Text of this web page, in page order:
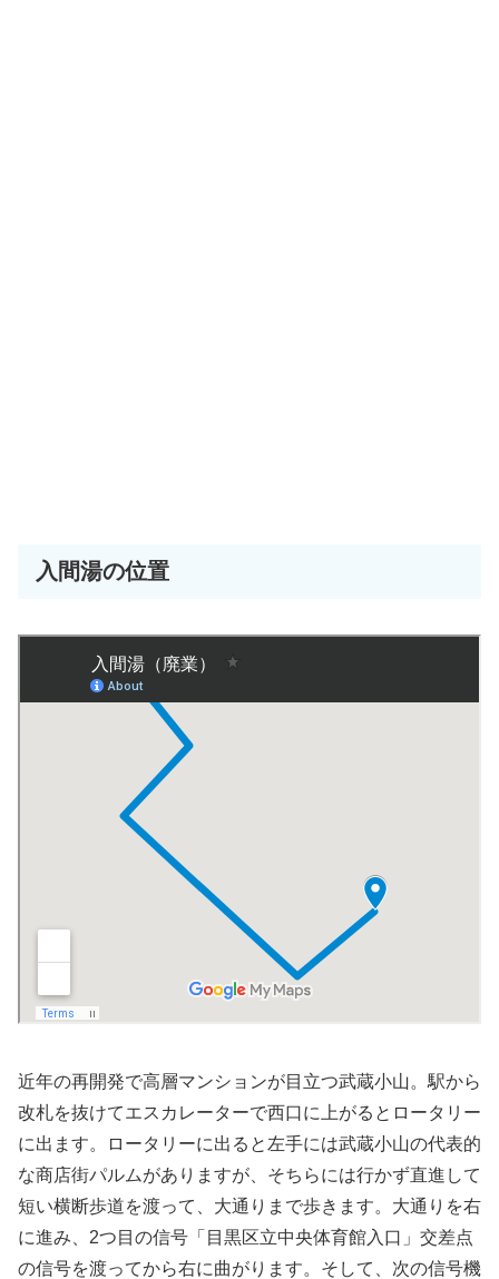
入間湯の位置
近年の再開発で高層マンションが目立つ武蔵小山。駅から
改札を抜けてエスカレーターで西口に上がるとロータリー
に出ます。ロータリーに出ると左手には武蔵小山の代表的
な商店街パルムがありますが、そちらには行かず直進して
短い横断歩道を渡って、大通りまで歩きます。大通りを右
に進み、2つ目の信号「目黒区立中央体育館入口」交差点
の信号を渡ってから右に曲がります。そして、次の信号機